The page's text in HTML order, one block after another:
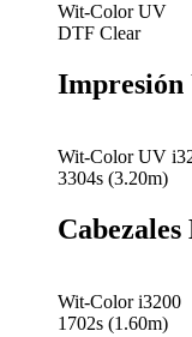
Wit-Color UV
DTF Clear
Impresión
Wit-Color UV
3304s (3.20m)
Wit-Color i3200
1702s (1.60m)